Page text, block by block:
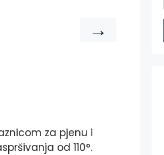
→
za pjenu i
od 110°.